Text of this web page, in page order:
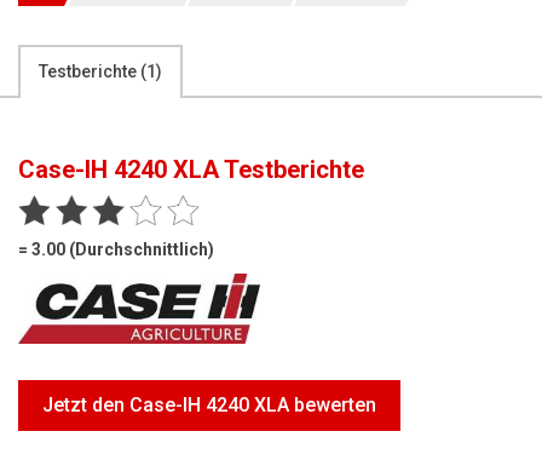
Rundballenpressen
Teleskoplader
Rasentraktoren
Motorsägen
Freischneider
Testberichte (1)
Case-IH 4240 XLATestberichte
= 3.00 (Durchschnittlich)
Jetzt den Case-IH 4240 XLA bewerten